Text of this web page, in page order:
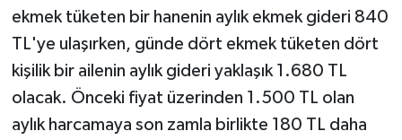
ekmek tüketen bir hanenin aylık ekmek gideri 840
TL'ye ulaşırken, günde dört ekmek tüketen dört
kişilik bir ailenin aylık gideri yaklaşık 1.680 TL
olacak. Önceki fiyat üzerinden 1.500 TL olan
aylık harcamaya son zamla birlikte 180 TL daha